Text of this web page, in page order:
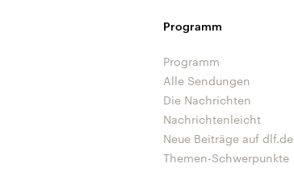
Programm
Programm
Alle Sendungen
Die Nachrichten
Nachrichtenleicht
Neue Beiträge auf dlf.de
Themen-Schwerpunkte